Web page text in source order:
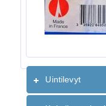
Uintilevyt